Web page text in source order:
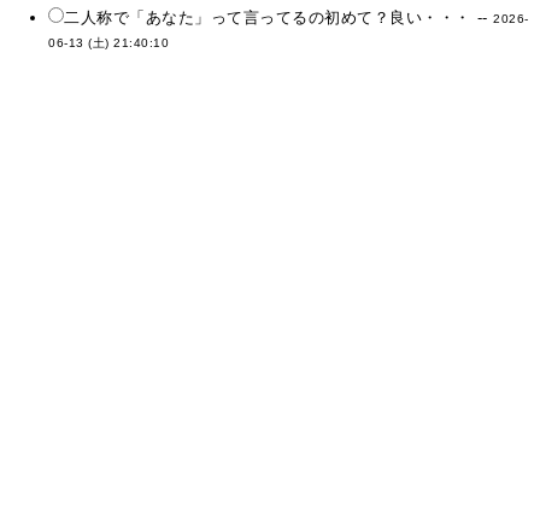
二人称で「あなた」って言ってるの初めて？良い・・・ --2026-
06-13 (土) 21:40:10